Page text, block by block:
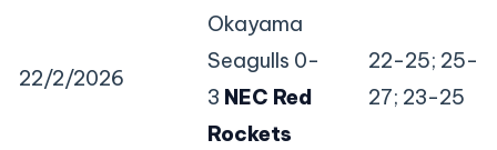
22/2/2026
Okayama
Seagulls 0-
3 NEC Red
Rockets
22-25; 25-
27; 23-25